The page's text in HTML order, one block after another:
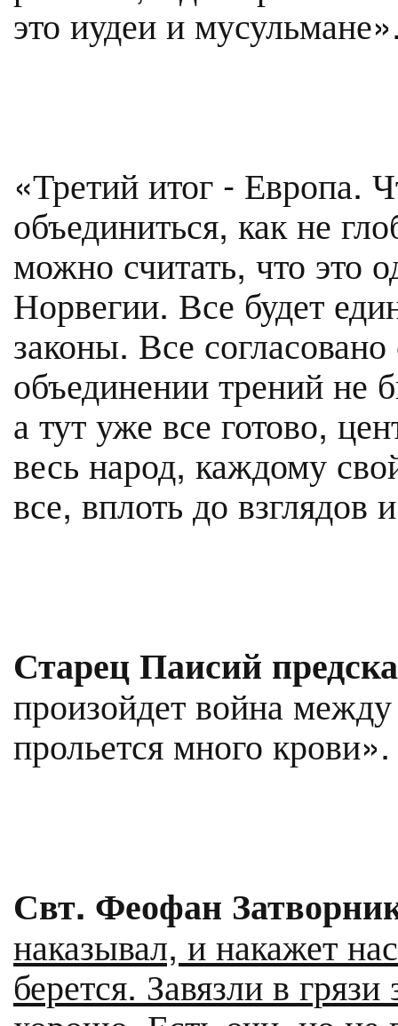
это иудеи и
«Третий итог - Европа.
объединиться, как не
можно считать, что это
Норвегии. Все будет
законы. Все
объединении трений не
а тут уже все готово,
весь народ, каждому
все, вплоть до взглядов
Старец Паисий
произойдет война
прольется много крови».
Свт. Феофан
наказывал, и накажет
берется. Завязли в